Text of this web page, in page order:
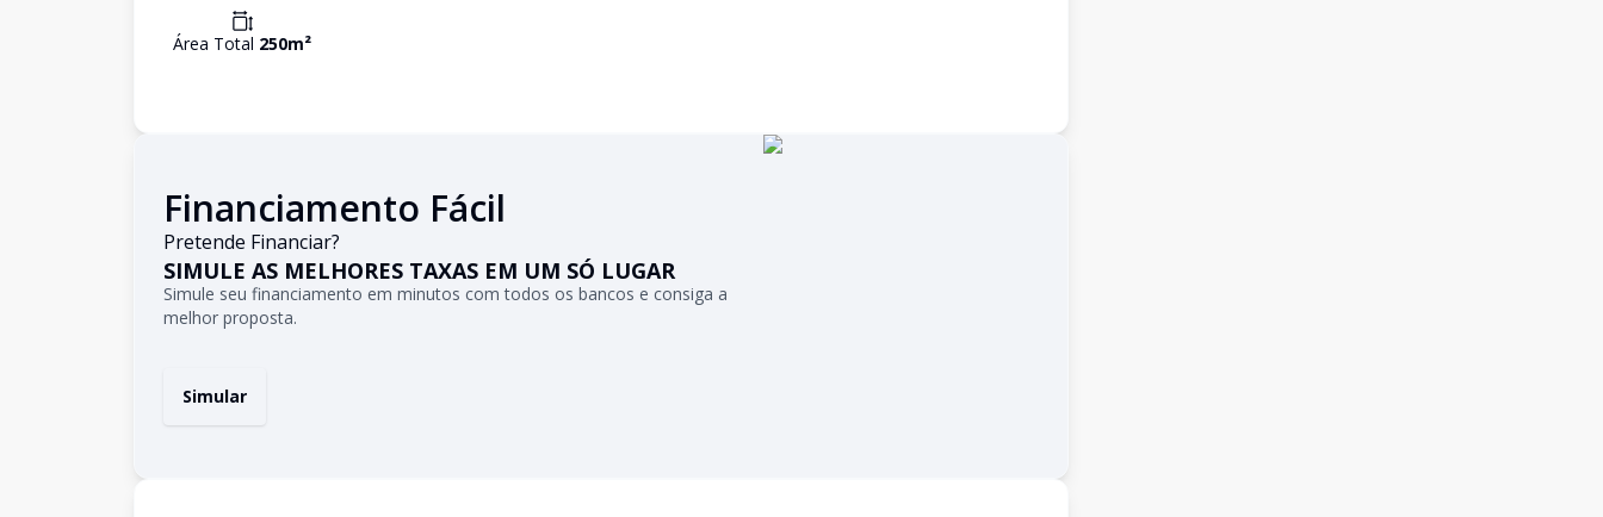
Área Total 250m²
Financiamento Fácil
Pretende Financiar?
SIMULE AS MELHORES TAXAS EM UM SÓ LUGAR
Simule seu financiamento em minutos com todos os bancos e consiga a
melhor proposta.
Simular